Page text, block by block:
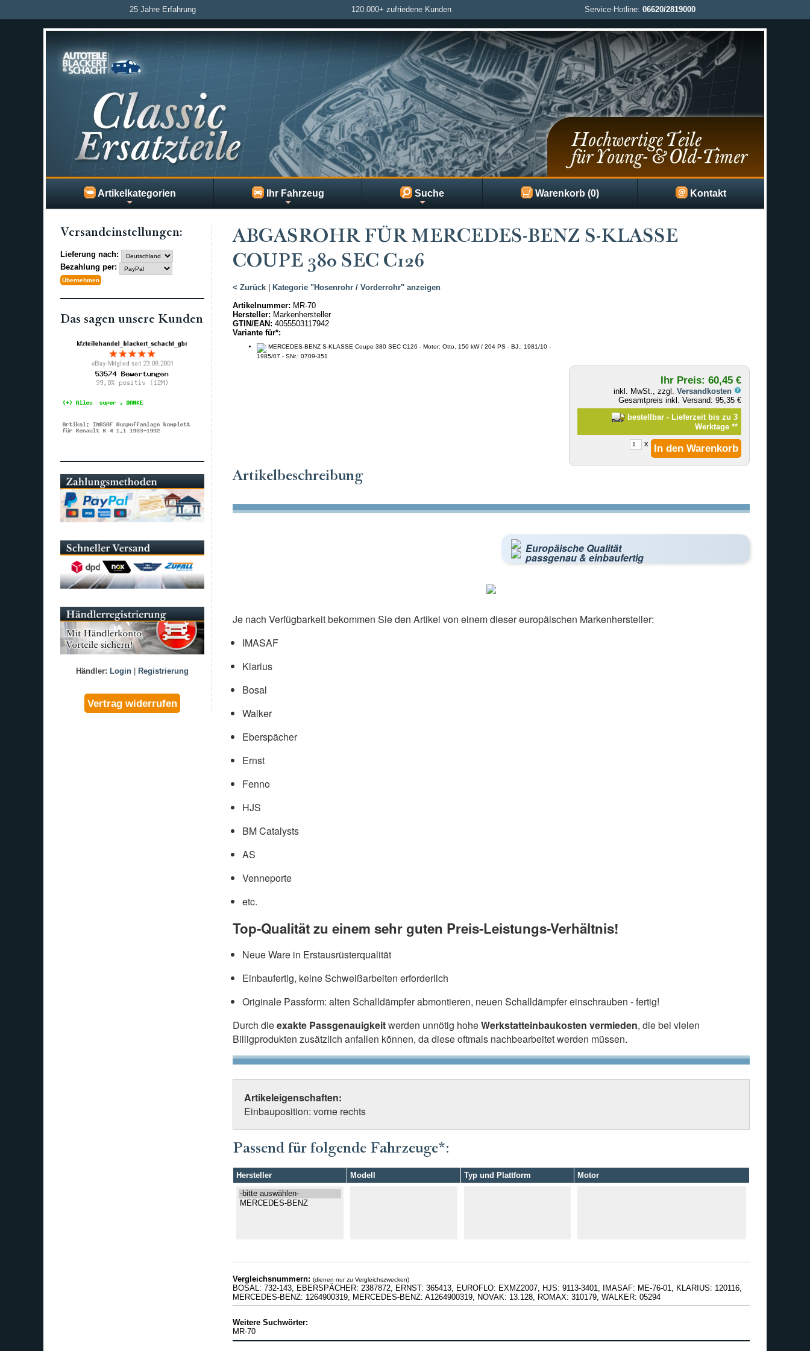
25 Jahre Erfahrung 120.000+ zufriedene Kunden Service-Hotline: 06620/2819000
Artikelkategorien Ihr Fahrzeug Suche Warenkorb (0) Kontakt
ABGASROHR FÜR MERCEDES-BENZ S-KLASSE
COUPE 380 SEC C126
< Zurück|
Kategorie "Hosenrohr / Vorderrohr" anzeigen
Artikelnummer: MR-70
Hersteller: Markenhersteller
GTIN/EAN: 4055503117942
Variante für*:
MERCEDES-BENZ S-KLASSE Coupe 380 SEC C126 - Motor: Otto, 150 kW / 204 PS - BJ.: 1981/10 -
1985/07 - SNr.: 0709-351
Ihr Preis: 60,45 €
inkl. MwSt., zzgl.Versandkosten
Gesamtpreis inkl. Versand: 95,35 €
bestellbar - Lieferzeit bis zu 3
Werktage **
x
Artikelbeschreibung
Europäische Qualität
passgenau & einbaufertig
Je nach Verfügbarkeit bekommen Sie den Artikel von einem dieser europäischen Markenhersteller:
IMASAF
Klarius
Bosal
Walker
Eberspächer
Ernst
Fenno
HJS
BM Catalysts
AS
Venneporte
etc.
Top-Qualität zu einem sehr guten Preis-Leistungs-Verhältnis!
Neue Ware in Erstausrüsterqualität
Einbaufertig, keine Schweißarbeiten erforderlich
Originale Passform: alten Schalldämpfer abmontieren, neuen Schalldämpfer einschrauben - fertig!
Durch dieexakte Passgenauigkeitwerden unnötig hoheWerkstatteinbaukosten vermieden, die bei vielen
Billigprodukten zusätzlich anfallen können, da diese oftmals nachbearbeitet werden müssen.
Artikeleigenschaften:
Einbauposition: vorne rechts
Passend für folgende Fahrzeuge*:
Hersteller Modell Typ und Plattform Motor
Vergleichsnummern: (dienen nur zu Vergleichszwecken)
BOSAL: 732-143, EBERSPÄCHER: 2387872, ERNST: 365413, EUROFLO: EXMZ2007, HJS: 9113-3401, IMASAF: ME-76-01, KLARIUS: 120116,
MERCEDES-BENZ: 1264900319, MERCEDES-BENZ: A1264900319, NOVAK: 13.128, ROMAX: 310179, WALKER: 05294
Weitere Suchwörter:
MR-70
Versand­einstellungen:
Lieferung nach:
Bezahlung per:
Das sagen unsere Kunden
Händler: Login| Registrierung